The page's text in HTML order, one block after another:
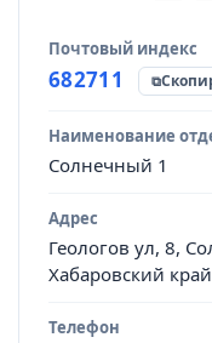
Почтовый индекс
682711
Наименование
Солнечный 1
Адрес
Геологов ул, 8,
Хабаровский край
Телефон
Источник данных